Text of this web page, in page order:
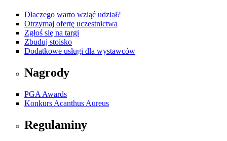
Dlaczego warto wziąć udział?
Otrzymaj ofertę uczestnictwa
Zgłoś się na targi
Zbuduj stoisko
Dodatkowe usługi dla wystawców
Nagrody
PGA Awards
Konkurs Acanthus Aureus
Regulaminy